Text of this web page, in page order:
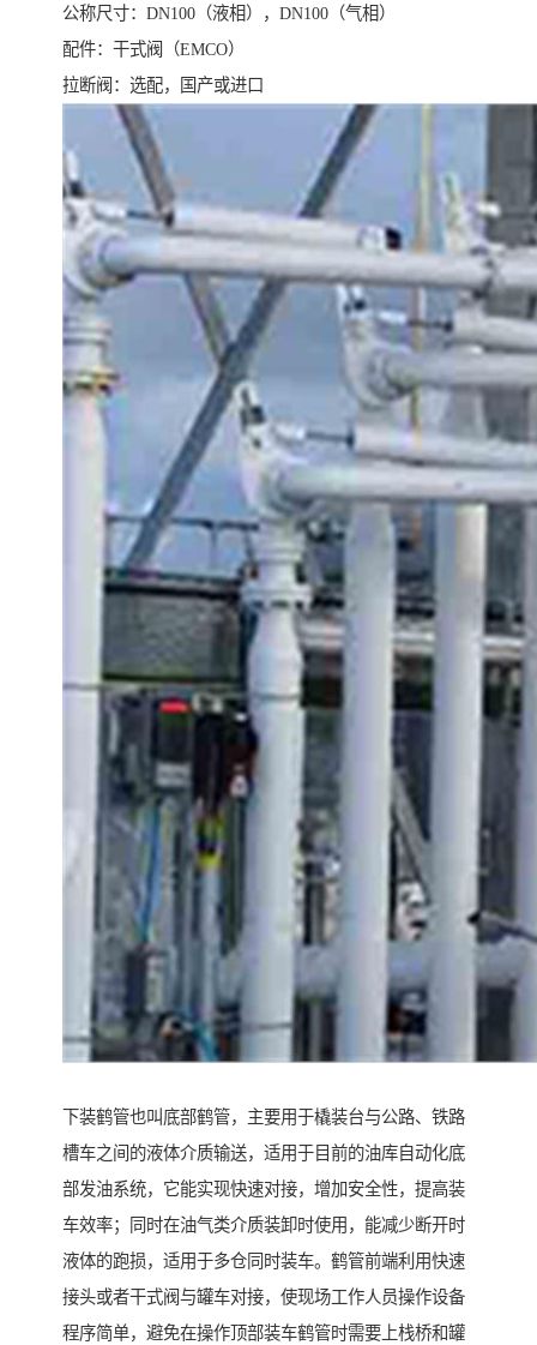
公称尺寸：DN100（液相），DN100（气相）
配件：干式阀（EMCO）
拉断阀：选配，国产或进口
下装鹤管也叫底部鹤管，主要用于橇装台与公路、铁路
槽车之间的液体介质输送，适用于目前的油库自动化底
部发油系统，它能实现快速对接，增加安全性，提高装
车效率；同时在油气类介质装卸时使用，能减少断开时
液体的跑损，适用于多仓同时装车。鹤管前端利用快速
接头或者干式阀与罐车对接，使现场工作人员操作设备
程序简单，避免在操作顶部装车鹤管时需要上栈桥和罐